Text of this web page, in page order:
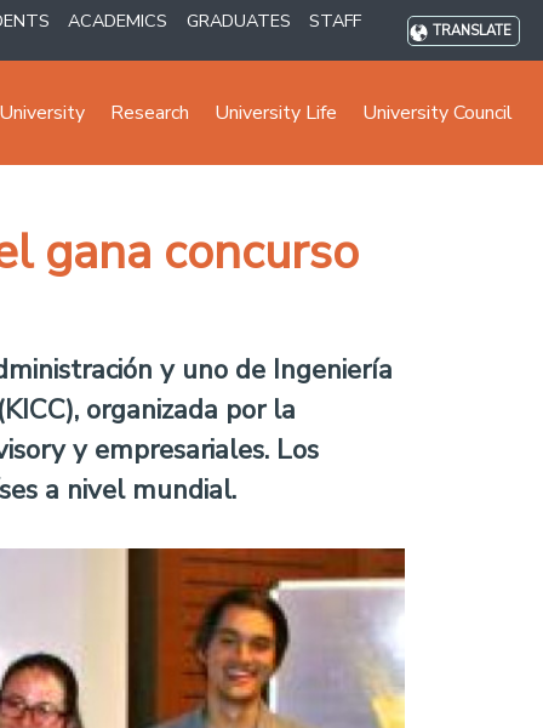
ACADEMICS GRADUATES STAFF TRANSLATE
Research University Life University Council
gana concurso
y uno de Ingeniería
organizada por la
y empresariales. Los
a nivel mundial.